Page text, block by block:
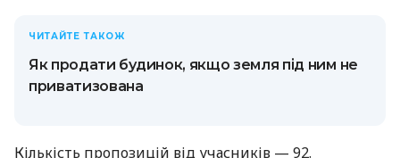
ЧИТАЙТЕ ТАКОЖ
Як продати будинок, якщо земля під ним не
приватизована
Кількість пропозицій від учасників — 92.